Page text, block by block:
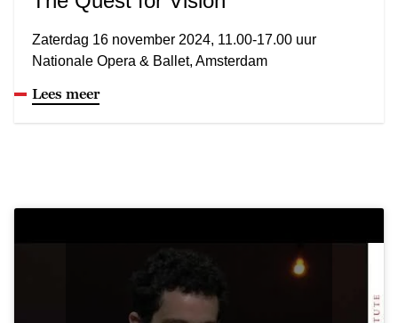
Zaterdag 16 november 2024, 11.00-17.00 uur
Nationale Opera & Ballet, Amsterdam
Lees meer